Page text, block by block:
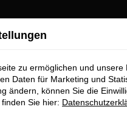
Top-
zu ermöglichen und unsere
Daten für Marketing und
ändern, können Sie die
Sie hier: